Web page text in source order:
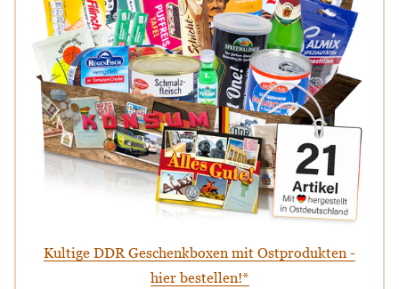
Kultige DDR Geschenkboxen mit Ostprodukten -
hier bestellen!*